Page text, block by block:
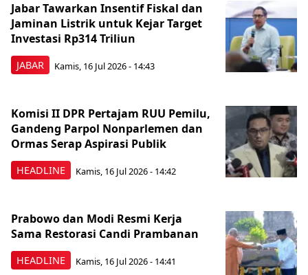
JABAR
Jabar Tawarkan Insentif Fiskal dan
Jaminan Listrik untuk Kejar Target
Investasi Rp314 Triliun
Kamis, 16 Jul 2026 - 14:43
HEADLINE
Komisi II DPR Pertajam RUU Pemilu,
Gandeng Parpol Nonparlemen dan
Ormas Serap Aspirasi Publik
Kamis, 16 Jul 2026 - 14:42
HEADLINE
Prabowo dan Modi Resmi Kerja
Sama Restorasi Candi Prambanan
Kamis, 16 Jul 2026 - 14:41